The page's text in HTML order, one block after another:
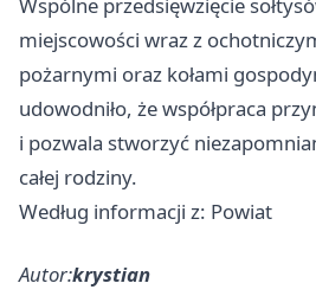
Wspólne przedsięwzięcie
miejscowości wraz z
pożarnymi oraz kołami
udowodniło, że współpraca
i pozwala stworzyć
całej rodziny.
Według informacji z: Powiat
Autor:krystian